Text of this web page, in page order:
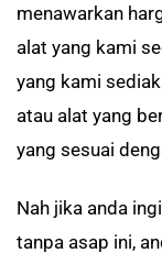
menawarkan
alat yang kami
yang kami
atau alat yang
yang sesuai
Nah jika anda
tanpa asap ini,